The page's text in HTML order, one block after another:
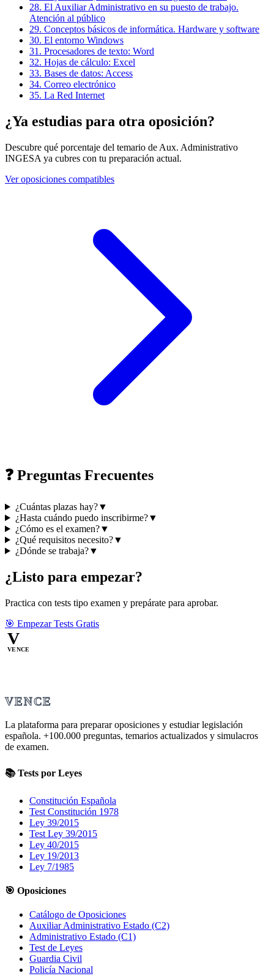
28. El Auxiliar Administrativo en su puesto de trabajo.
Atención al público
29. Conceptos básicos de informática. Hardware y software
30. El entorno Windows
31 . Procesadores de texto: Word
32. Hojas de cálculo: Excel
33. Bases de datos: Access
34. Correo electrónico
35. La Red Internet
¿Ya estudias para otra oposición?
Descubre qué porcentaje del temario de Aux. Administrativo
INGESA ya cubres con tu preparación actual.
Ver oposiciones compatibles
❓ Preguntas Frecuentes
¿Cuántas plazas hay?▼
¿Hasta cuándo puedo inscribirme?▼
¿Cómo es el examen?▼
¿Qué requisitos necesito?▼
¿Dónde se trabaja?▼
¿Listo para empezar?
Practica con tests tipo examen y prepárate para aprobar.
🎯 Empezar Tests Gratis
V
VENCE
VENCE
La plataforma para preparar oposiciones y estudiar legislación
española. +100.000 preguntas, temarios actualizados y simulacros
de examen.
📚 Tests por Leyes
Constitución Española
Test Constitución 1978
Ley 39/2015
Test Ley 39/2015
Ley 40/2015
Ley 19/2013
Ley 7/1985
🎯 Oposiciones
Catálogo de Oposiciones
Auxiliar Administrativo Estado (C2)
Administrativo Estado (C1)
Test de Leyes
Guardia Civil
Policía Nacional